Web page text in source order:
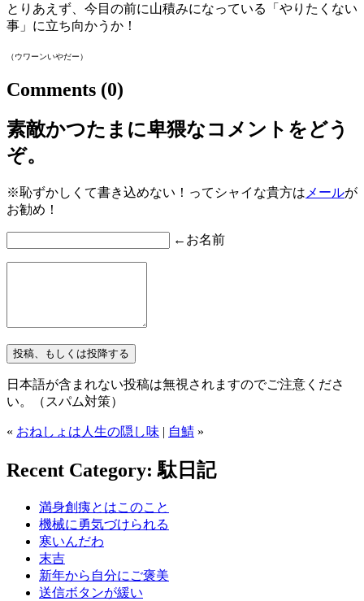
とりあえず、今目の前に山積みになっている「やりたくない
事」に立ち向かうか！
（ウワーンいやだー）
Comments (0)
素敵かつたまに卑猥なコメントをどう
ぞ。
※恥ずかしくて書き込めない！ってシャイな貴方は メールが
お勧め！
←お名前
日本語が含まれない投稿は無視されますのでご注意くださ
い。（スパム対策）
« おねしょは人生の隠し味 | 自鯖 »
Recent Category: 駄日記
満身創痍とはこのこと
機械に勇気づけられる
寒いんだわ
末吉
新年から自分にご褒美
送信ボタンが緩い